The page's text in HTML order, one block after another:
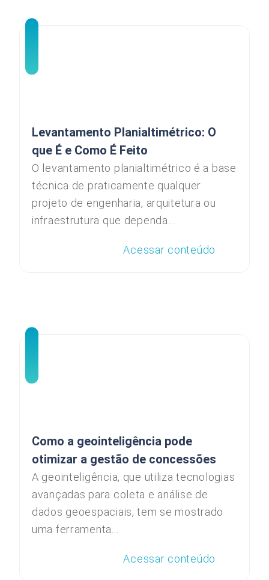
Levantamento Planialtimétrico: O
que É e Como É Feito
O levantamento planialtimétrico é a base
técnica de praticamente qualquer
projeto de engenharia, arquitetura ou
infraestrutura que dependa...
Acessar conteúdo
Como a geointeligência pode
otimizar a gestão de concessões
A geointeligência, que utiliza tecnologias
avançadas para coleta e análise de
dados geoespaciais, tem se mostrado
uma ferramenta...
Acessar conteúdo